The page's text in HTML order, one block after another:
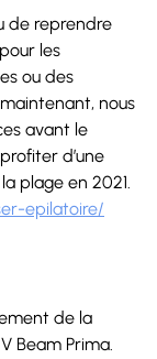
de reprendre
les
ou des
nous
avant le
d’une
plage en 2021.
epilatoire/
de la
V Beam Prima.